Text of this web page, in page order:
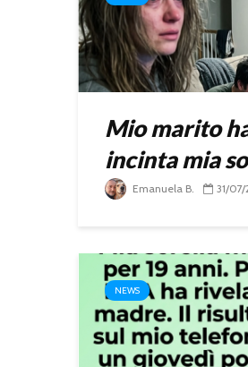
Mio marito
incinta mia
Emanuela B. 31/
NEWS